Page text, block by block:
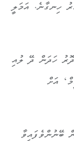
ހިނގާނެ. އަމަލީ
ހަދަން ދޭ ލުއި
އަށް
ބޭނުންވެފައިވާ